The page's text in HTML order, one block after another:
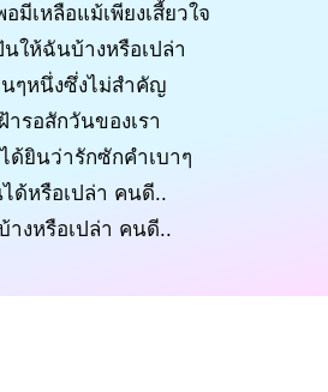
อมีเหลือแม้เพียงเสี้ยวใจ
นให้ฉันบ้างหรือเปล่า
ๆหนึ่งซึ่งไม่สำคัญ
ารอสักวันของเรา
ด้ยินว่ารักซักคำเบาๆ
ด้หรือเปล่า คนดี..
างหรือเปล่า คนดี..